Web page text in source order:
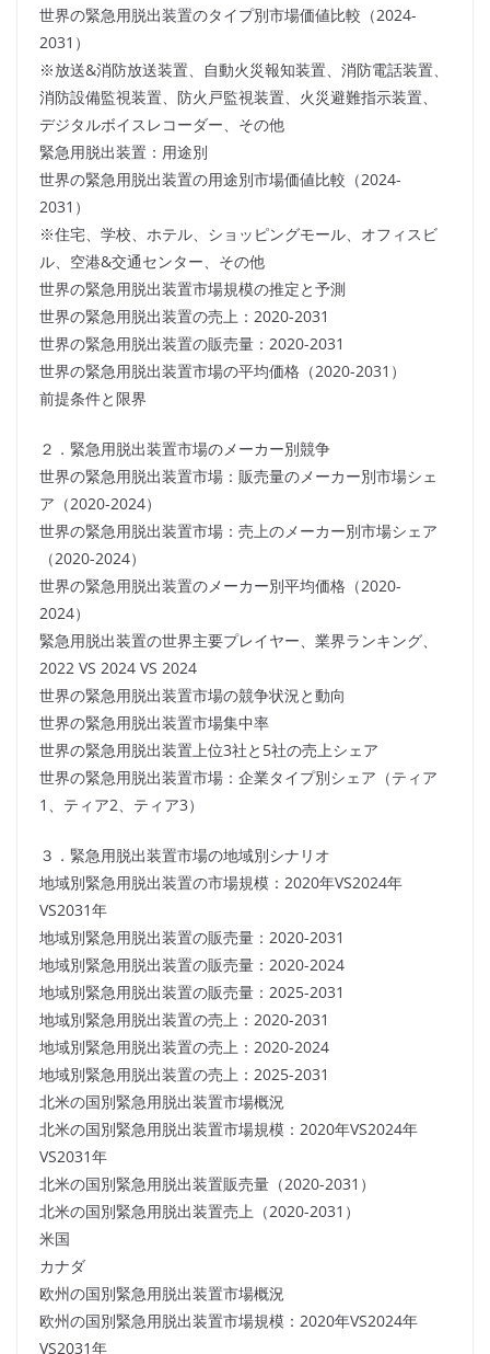
世界の緊急用脱出装置のタイプ別市場価値比較（2024-
2031）
※放送&消防放送装置、自動火災報知装置、消防電話装置、
消防設備監視装置、防火戸監視装置、火災避難指示装置、
デジタルボイスレコーダー、その他
緊急用脱出装置：用途別
世界の緊急用脱出装置の用途別市場価値比較（2024-
2031）
※住宅、学校、ホテル、ショッピングモール、オフィスビ
ル、空港&交通センター、その他
世界の緊急用脱出装置市場規模の推定と予測
世界の緊急用脱出装置の売上：2020-2031
世界の緊急用脱出装置の販売量：2020-2031
世界の緊急用脱出装置市場の平均価格（2020-2031）
前提条件と限界
２．緊急用脱出装置市場のメーカー別競争
世界の緊急用脱出装置市場：販売量のメーカー別市場シェ
ア（2020-2024）
世界の緊急用脱出装置市場：売上のメーカー別市場シェア
（2020-2024）
世界の緊急用脱出装置のメーカー別平均価格（2020-
2024）
緊急用脱出装置の世界主要プレイヤー、業界ランキング、
2022 VS 2024 VS 2024
世界の緊急用脱出装置市場の競争状況と動向
世界の緊急用脱出装置市場集中率
世界の緊急用脱出装置上位3社と5社の売上シェア
世界の緊急用脱出装置市場：企業タイプ別シェア（ティア
1、ティア2、ティア3）
３．緊急用脱出装置市場の地域別シナリオ
地域別緊急用脱出装置の市場規模：2020年VS2024年
VS2031年
地域別緊急用脱出装置の販売量：2020-2031
地域別緊急用脱出装置の販売量：2020-2024
地域別緊急用脱出装置の販売量：2025-2031
地域別緊急用脱出装置の売上：2020-2031
地域別緊急用脱出装置の売上：2020-2024
地域別緊急用脱出装置の売上：2025-2031
北米の国別緊急用脱出装置市場概況
北米の国別緊急用脱出装置市場規模：2020年VS2024年
VS2031年
北米の国別緊急用脱出装置販売量（2020-2031）
北米の国別緊急用脱出装置売上（2020-2031）
米国
カナダ
欧州の国別緊急用脱出装置市場概況
欧州の国別緊急用脱出装置市場規模：2020年VS2024年
VS2031年